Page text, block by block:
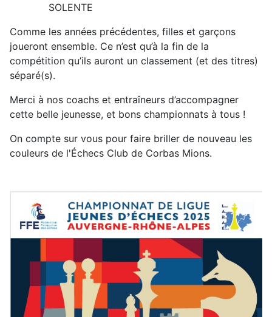
SOLENTE
Comme les années précédentes, filles et garçons
joueront ensemble. Ce n’est qu’à la fin de la
compétition qu’ils auront un classement (et des titres)
séparé(s).
Merci à nos coachs et entraîneurs d’accompagner
cette belle jeunesse, et bons championnats à tous !
On compte sur vous pour faire briller de nouveau les
couleurs de l'Échecs Club de Corbas Mions.